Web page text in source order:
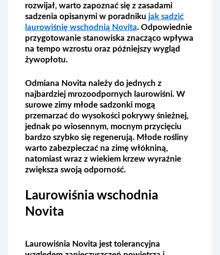
rozwijał, warto zapoznać się z zasadami
sadzenia opisanymi w poradnikujak sadzić
laurowiśnię wschodnią Novita. Odpowiednie
przygotowanie stanowiska znacząco wpływa
na tempo wzrostu oraz późniejszy wygląd
żywopłotu.
Odmiana Novita należy do jednych z
najbardziej mrozoodpornych laurowiśni. W
surowe zimy młode sadzonki mogą
przemarzać do wysokości pokrywy śnieżnej,
jednak po wiosennym, mocnym przycięciu
bardzo szybko się regenerują. Młode rośliny
warto zabezpieczać na zimę włókniną,
natomiast wraz z wiekiem krzew wyraźnie
zwiększa swoją odporność.
Laurowiśnia wschodnia
Novita
Laurowiśnia Novita jest tolerancyjna